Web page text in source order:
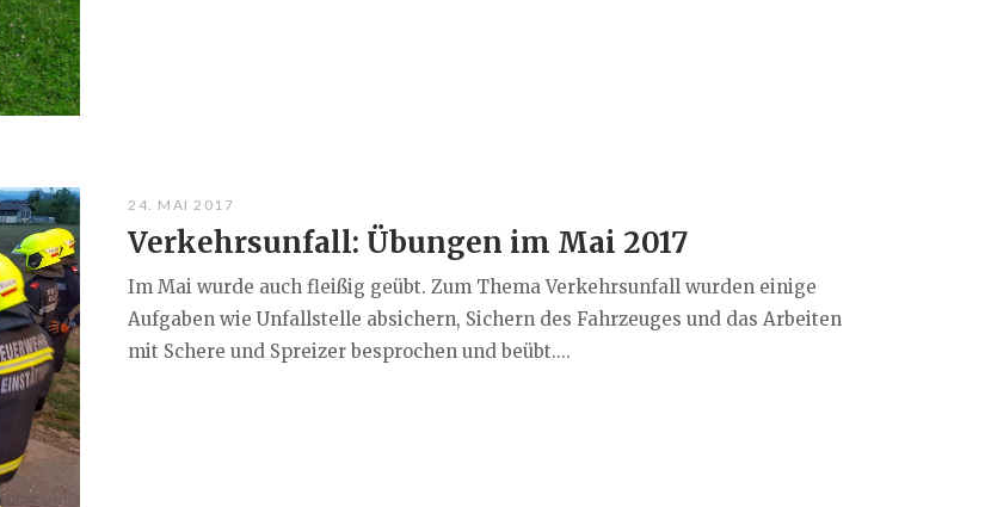
24. MAI 2017
Verkehrsunfall: Übungen im Mai 2017
Im Mai wurde auch fleißig geübt. Zum Thema Verkehrsunfall wurden einige
Aufgaben wie Unfallstelle absichern, Sichern des Fahrzeuges und das Arbeiten
mit Schere und Spreizer besprochen und beübt....